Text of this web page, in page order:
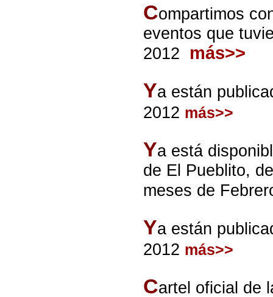
Compartimos
eventos que
2012
más>>
Ya están
2012 más>>
Ya está
de El Pueblito,
meses de
Ya están
2012 más>>
Cartel oficial de